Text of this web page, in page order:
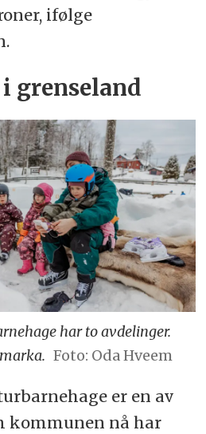
ifølge
grenseland
har to avdelinger.
Foto: Oda Hveem
er en av
kommunen nå har